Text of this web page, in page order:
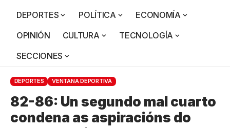
DEPORTES
POLÍTICA
ECONOMÍA
OPINIÓN
CULTURA
TECNOLOGÍA
SECCIONES
DEPORTES VENTANA DEPORTIVA
82-86: Un segundo mal cuarto
condena as aspiracións do